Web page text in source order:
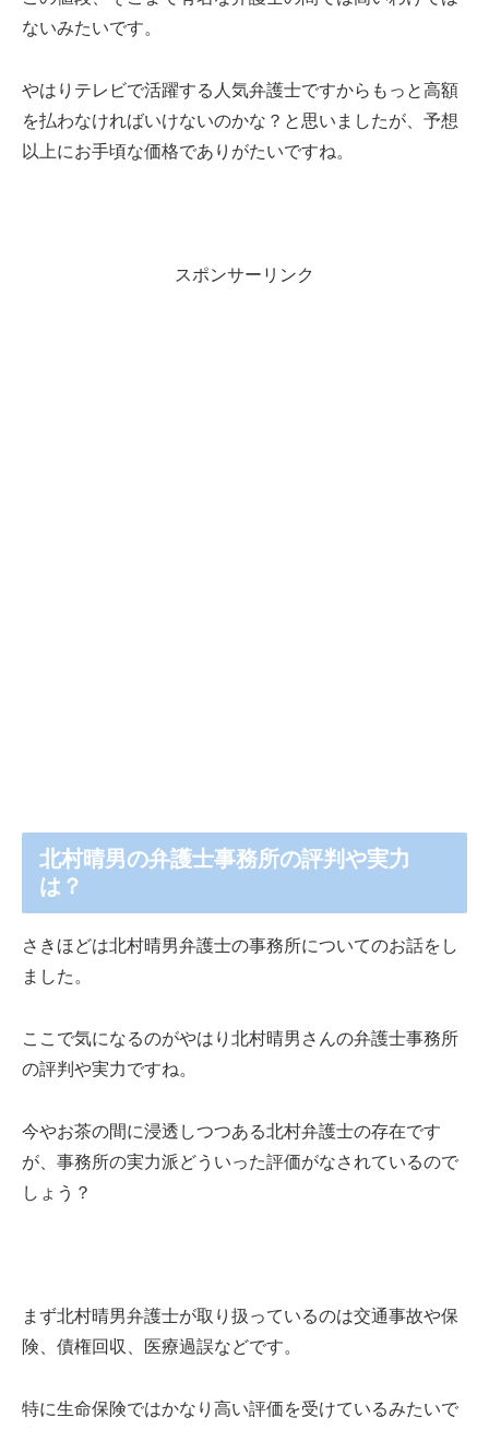
ないみたいです。
やはりテレビで活躍する人気弁護士ですからもっと高額
を払わなければいけないのかな？と思いましたが、予想
以上にお手頃な価格でありがたいですね。
スポンサーリンク
北村晴男の弁護士事務所の評判や実力
は？
さきほどは北村晴男弁護士の事務所についてのお話をし
ました。
ここで気になるのがやはり北村晴男さんの弁護士事務所
の評判や実力ですね。
今やお茶の間に浸透しつつある北村弁護士の存在です
が、事務所の実力派どういった評価がなされているので
しょう？
まず北村晴男弁護士が取り扱っているのは交通事故や保
険、債権回収、医療過誤などです。
特に生命保険ではかなり高い評価を受けているみたいで